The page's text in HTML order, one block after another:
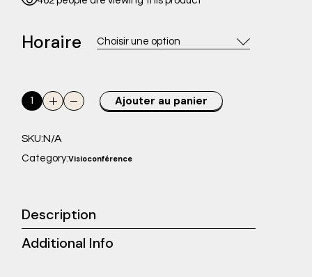
Horaire Choisir une option
Rendez-vous visioconférence avec Sophie LACOSTE
Ajouter au panier
SKU:N/A
Category:Visioconférence
Description
Additional Info